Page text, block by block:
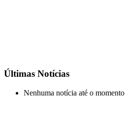
Últimas Notícias
Nenhuma notícia até o momento